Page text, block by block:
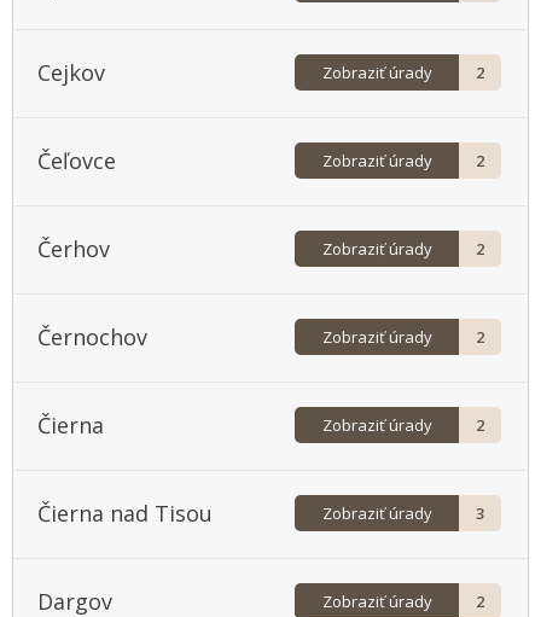
Cejkov Zobraziť úrady 2
Čeľovce Zobraziť úrady 2
Čerhov Zobraziť úrady 2
Černochov Zobraziť úrady 2
Čierna Zobraziť úrady 2
Čierna nad Tisou Zobraziť úrady 3
Dargov Zobraziť úrady 2